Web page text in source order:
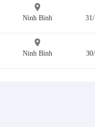
Ninh Bình
Ninh Bình